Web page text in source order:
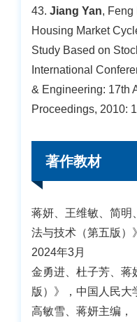
43. Jiang Yan, Feng
Housing Market
Study Based on
International
& Engineering: 17th
Proceedings, 2010:
著作教材
蒋妍、王维敏、简明
法与技术（第五版）
2024年3月
金勇进、杜子芳、蒋
版）》，中国人民大
高敏雪、蒋妍主编，